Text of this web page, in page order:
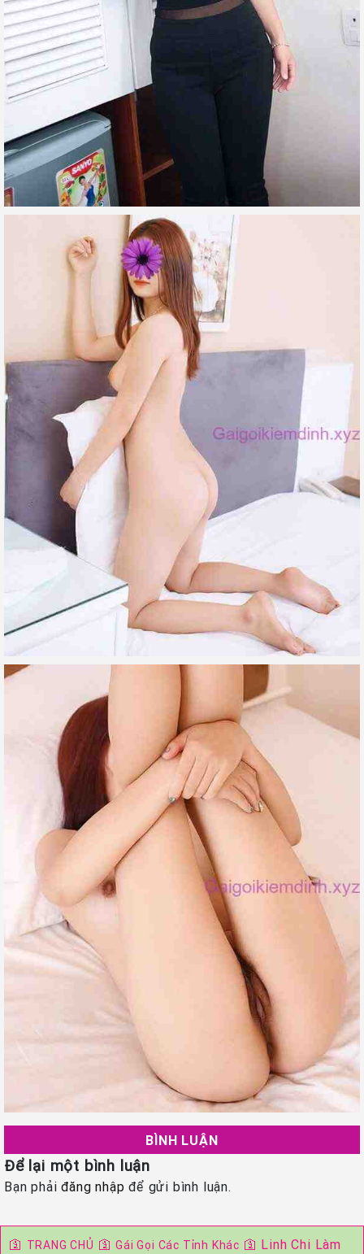
BÌNH LUẬN
Để lại một bình luận
Bạn phảiđăng nhập để gửi bình luận.
🛐 TRANG CHỦ 🛐Gái Gọi Các Tỉnh Khác 🛐 Linh Chi Làm